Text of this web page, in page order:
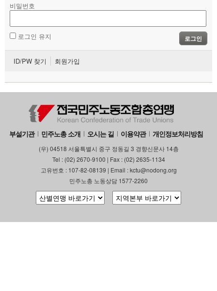
비밀번호
로그인 유지 로그인
ID/PW 찾기 회원가입
부설기관 민주노총 소개 오시는 길 이용약관 개인정보처리방침
(우) 04518 서울특별시 중구 정동길 3 경향신문사 14층
Tel : (02) 2670-9100 | Fax : (02) 2635-1134
고유번호 : 107-82-08139 | Email : kctu@nodong.org
민주노총 노동상담 1577-2260
- 전국 노동상담소 안내
자료
부설기관